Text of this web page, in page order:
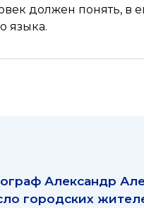
должен понять, в
языка.
Александр
городских